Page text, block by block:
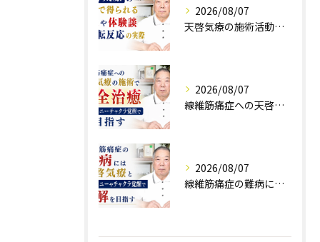
2026/08/07
天啓気療の施術活動で得られる効果や体験談と好転反応の実際
2026/08/07
線維筋痛症への天啓気療の施術で完全治癒クンダリニーチャクラ覚醒で目指す
2026/08/07
線維筋痛症の難病には天啓気療とクンダリニーやチャクラ覚醒で寛解を目指す